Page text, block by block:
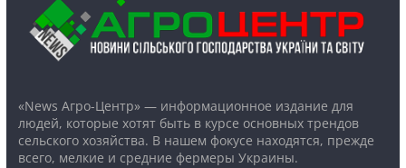
«News Агро-Центр» — информационное издание для
людей, которые хотят быть в курсе основных трендов
сельского хозяйства. В нашем фокусе находятся, прежде
всего, мелкие и средние фермеры Украины.